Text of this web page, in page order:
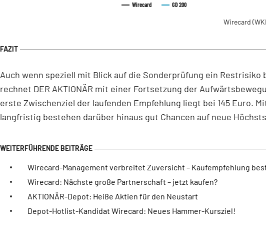
Wirecard GD 200
Wirecard
Auch wenn speziell mit Blick auf die Sonderprüfung ein Restrisiko
rechnet DER AKTIONÄR mit einer Fortsetzung der
erste Zwischenziel der laufenden Empfehlung liegt bei 145 Euro.
langfristig bestehen darüber hinaus gut Chancen auf neue
Wirecard-Management verbreitet Zuversicht – Kaufempfehlung
Wirecard: Nächste große Partnerschaft – jetzt kaufen?
AKTIONÄR-Depot: Heiße Aktien für den Neustart
Depot-Hotlist-Kandidat Wirecard: Neues Hammer-Kursziel!